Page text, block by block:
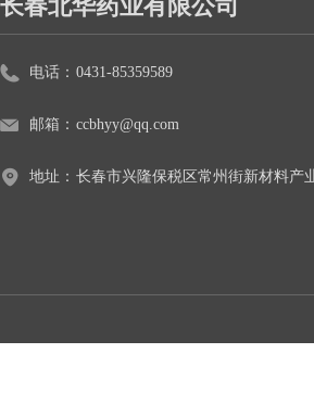
电话： 0431-85359589
邮箱： ccbhyy@qq.com
地址： 长春市兴隆保税区常州街新材料产
长春北华药业有限公司